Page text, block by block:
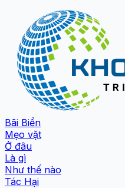
Bãi Biển
Mẹo vặt
Ở đâu
Là gì
Như thế nào
Tác Hại